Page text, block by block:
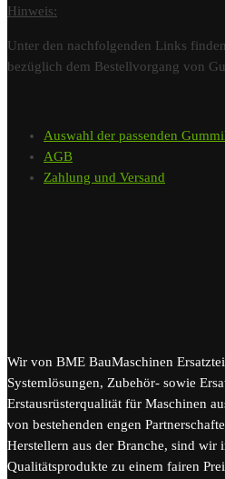
Hinweis:
Unter den nachfolgenden Links
bezüglich dem Bestellvorgang von
Auswahl der passenden
AGB
Zahlung und Versand
Wir von BME BauMaschinen
Systemlösungen, Zubehör- sowie
Erstausrüsterqualität für Maschinen
von bestehenden engen
Herstellern aus der Branche, sind wir
Qualitätsprodukte zu einem fairen